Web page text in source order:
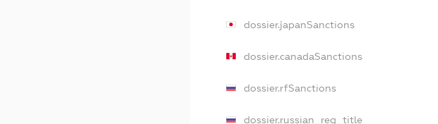
dossier.japanSanctions
dossier.canadaSanctions
dossier.rfSanctions
dossier.russian_reg_title